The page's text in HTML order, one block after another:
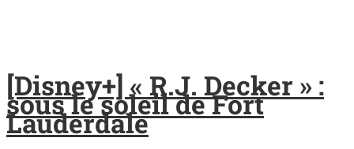
[Disney+] « R.J. Decker » :
sous le soleil de Fort
Lauderdale